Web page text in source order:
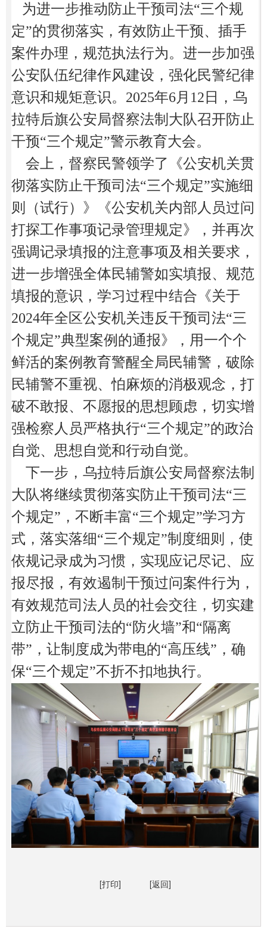
为进一步推动防止干预司法“三个规
定”的贯彻落实，有效防止干预、插手
案件办理，规范执法行为。进一步加强
公安队伍纪律作风建设，强化民警纪律
意识和规矩意识。2025年6月12日，乌
拉特后旗公安局督察法制大队召开防止
干预“三个规定”警示教育大会。
会上，督察民警领学了《公安机关贯
彻落实防止干预司法“三个规定”实施细
则（试行）》《公安机关内部人员过问
打探工作事项记录管理规定》，并再次
强调记录填报的注意事项及相关要求，
进一步增强全体民辅警如实填报、规范
填报的意识，学习过程中结合《关于
2024年全区公安机关违反干预司法“三
个规定”典型案例的通报》，用一个个
鲜活的案例教育警醒全局民辅警，破除
民辅警不重视、怕麻烦的消极观念，打
破不敢报、不愿报的思想顾虑，切实增
强检察人员严格执行“三个规定”的政治
自觉、思想自觉和行动自觉。
下一步，乌拉特后旗公安局督察法制
大队将继续贯彻落实防止干预司法“三
个规定”，不断丰富“三个规定”学习方
式，落实落细“三个规定”制度细则，使
依规记录成为习惯，实现应记尽记、应
报尽报，有效遏制干预过问案件行为，
有效规范司法人员的社会交往，切实建
立防止干预司法的“防火墙”和“隔离
带”，让制度成为带电的“高压线”，确
保“三个规定”不折不扣地执行。
[打印] [返回]